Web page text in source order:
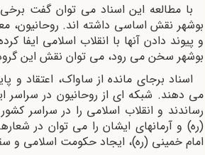
با مطالعه این اسناد می توان گفت
بوشهر نقش اساسی داشته اند. روحانیون،
و پیوند دادن آنها با انقلاب اسلامی ایفا
بوشهر سخن می رود، می توان نقش این
اسناد برجای مانده از ساواک، اعتقاد
می دهند. شبکه ای از روحانیون در سراسر
رساندند و انقلاب اسلامی را در سراسر
(ره) و آرمانهای ایشان را می توان در
امام خمینی (ره)، ایجاد حکومت اسلامی و